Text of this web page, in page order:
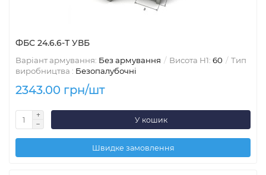
ФБС 24.6.6-Т УВБ
Варіант армування: Без армування Висота H1: 60
Тип
виробництва : Безопалубочні
2343.00 грн/шт
У кошик
Швидке замовлення